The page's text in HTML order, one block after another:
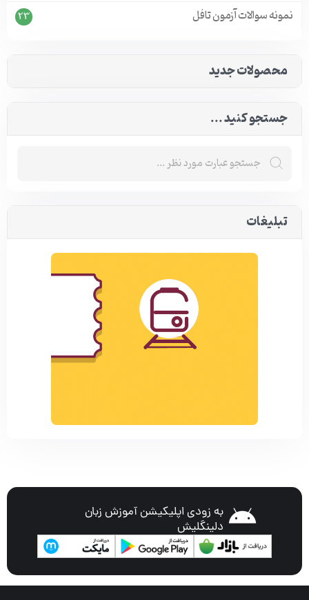
نمونه سوالات آزمون تافل 23
محصولات جدید
جستجو کنید ...
تبلیغات
به زودی اپلیکیشن آموزش زبان
دلینگلیش